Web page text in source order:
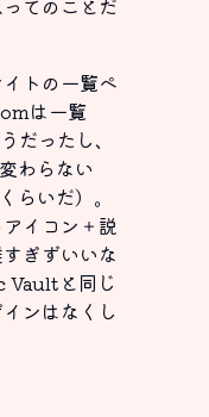
トの一覧ペ
は一覧
だったし、
わらない
らいだ）。
イコン＋説
ぎずいいな
Vaultと同じ
ンはなくし